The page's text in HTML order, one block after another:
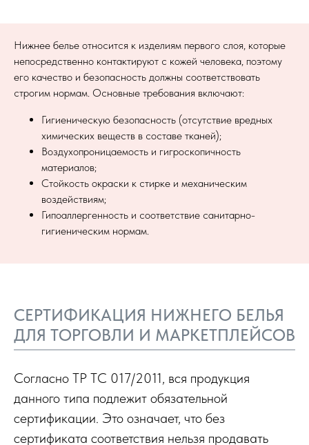
Нижнее белье относится к изделиям первого слоя, которые
непосредственно контактируют с кожей человека, поэтому
его качество и безопасность должны соответствовать
строгим нормам. Основные требования включают:
Гигиеническую безопасность (отсутствие вредных
химических веществ в составе тканей);
Воздухопроницаемость и гигроскопичность
материалов;
Стойкость окраски к стирке и механическим
воздействиям;
Гипоаллергенность и соответствие санитарно-
гигиеническим нормам.
СЕРТИФИКАЦИЯ НИЖНЕГО БЕЛЬЯ
ДЛЯ ТОРГОВЛИ И МАРКЕТПЛЕЙСОВ
Согласно ТР ТС 017/2011, вся продукция
данного типа подлежит обязательной
сертификации. Это означает, что без
сертификата соответствия нельзя продавать